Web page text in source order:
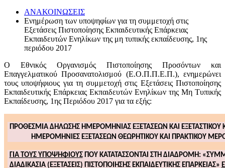
ΑΝΑΚΟΙΝΩΣΕΙΣ
Ενημέρωση των υποψηφίων για τη συμμετοχή στις
Εξετάσεις Πιστοποίησης Εκπαιδευτικής Επάρκειας
Εκπαιδευτών Ενηλίκων της μη τυπικής εκπαίδευσης, 1ης
περιόδου 2017
Ο Εθνικός Οργανισμός Πιστοποίησης Προσόντων και
Επαγγελματικού Προσανατολισμού (Ε.Ο.Π.Π.Ε.Π.), ενημερώνει
τους υποψήφιους για τη συμμετοχή στις Εξετάσεις Πιστοποίησης
Εκπαιδευτικής Επάρκειας Εκπαιδευτών Ενηλίκων της Μη Τυπικής
Εκπαίδευσης, 1ης Περιόδου 2017 για τα εξής:
ΠΡΟΘΕΣΜΊΑ ΔΉΛΩΣΗΣ ΗΜΕΡΟΜΗΝΊΑΣ ΕΞΕΤΆΣΕΩΝ ΚΑΙ ΕΞΕΤΑΣΤΙΚΟΎ
ΗΜΕΡΟΜΗΝΊΕΣ ΕΞΕΤΆΣΕΩΝ ΘΕΩΡΗΤΙΚΟΎ ΚΑΙ ΠΡΑΚΤΙΚΟΎ
ΓΙΑ ΤΟΥΣ ΥΠΟΨΉΦΙΟΥΣΠΟΥ ΚΑΤΑΤΆΣΣΟΝΤΑΙ ΣΤΗ ΔΙΑΔΡΟΜΉ:
ΔΙΑΔΙΚΑΣΊΑ (ΕΞΕΤΆΣΕΙΣ) ΠΙΣΤΟΠΟΊΗΣΗΣ ΕΚΠΑΙΔΕΥΤΙΚΉΣ ΕΠΆΡΚΕΙΑΣ»